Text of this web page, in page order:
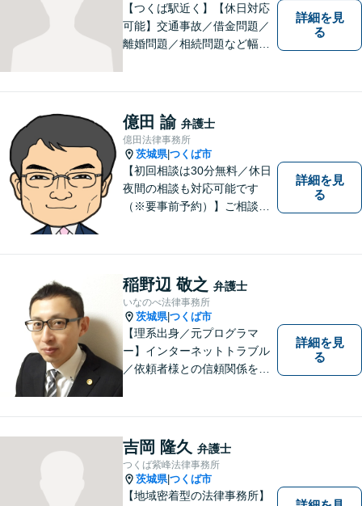
【つくば駅近く】【休日対応
可能】交通事故／借金問題／
離婚問題／相続問題など幅広
み、考え、依頼者様の希望を
実現するために精一杯努力い
たします。お気軽にご相談く
ださい。
詳細を見
る
億田 諭 弁護士
億田法律事務所
茨城県|つくば市
【初回相談は30分無料／休日
夜間の相談も対応可能です
（※要事前予約）】ご相談、
スを心がけています。お気軽
にお問合せください。
詳細を見
る
稲野辺 敬之 弁護士
いなのべ法律事務所
茨城県|つくば市
【理系出身／元プログラマ
ー】インターネットトラブル
／依頼者様との信頼関係を第
可】
詳細を見
る
吉岡 隆久 弁護士
つくば紫峰法律事務所
茨城県|つくば市
【地域密着型の法律事務所】